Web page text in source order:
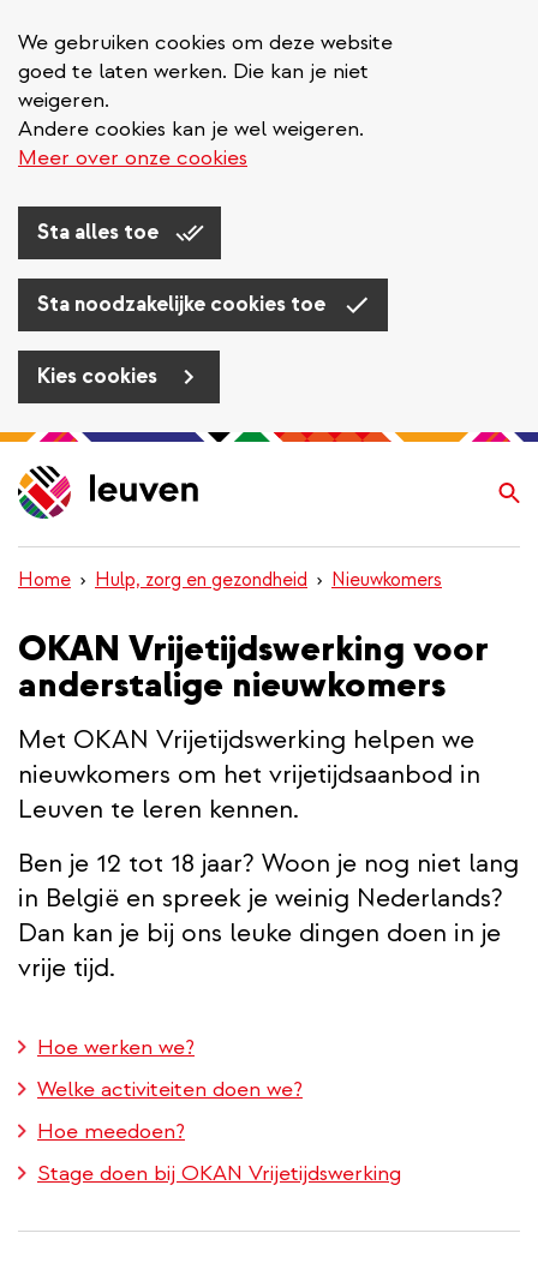
We gebruiken cookies om deze website
goed te laten werken. Die kan je niet
weigeren.
Andere cookies kan je wel weigeren.
Meer over onze cookies
Sta alles toe
Sta noodzakelijke cookies toe
Kies cookies
Overslaan
en
naar
inhoud
gaan
Home Hulp, zorg en gezondheid Nieuwkomers
OKAN Vrijetijdswerking voor
anderstalige nieuwkomers
Met OKAN Vrijetijdswerking helpen we
nieuwkomers om het vrijetijdsaanbod in
Leuven te leren kennen.
Ben je 12 tot 18 jaar? Woon je nog niet lang
in België en spreek je weinig Nederlands?
Dan kan je bij ons leuke dingen doen in je
vrije tijd.
Hoe werken we?
Welke activiteiten doen we?
Hoe meedoen?
Stage doen bij OKAN Vrijetijdswerking